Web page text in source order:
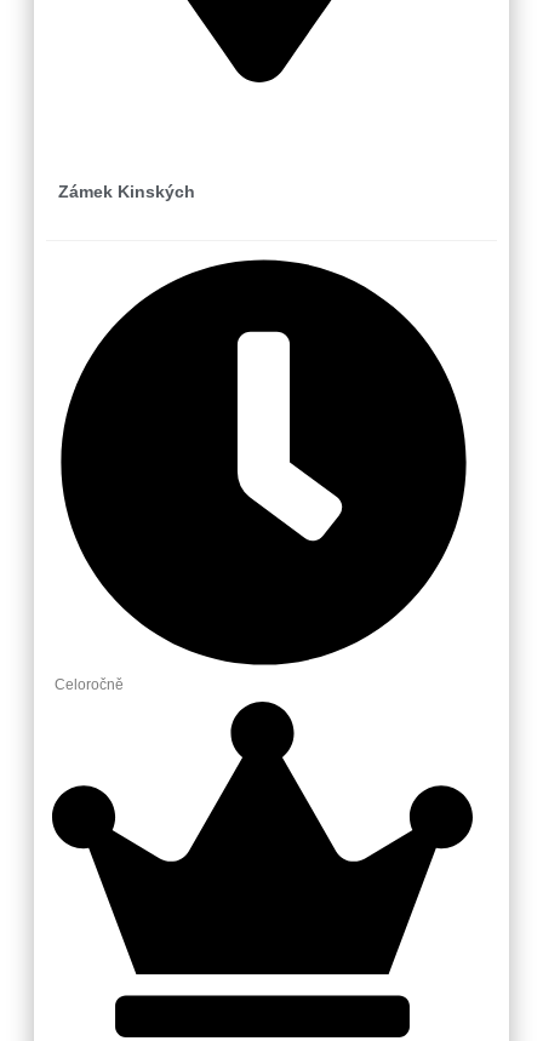
Zámek Kinských
Celoročně